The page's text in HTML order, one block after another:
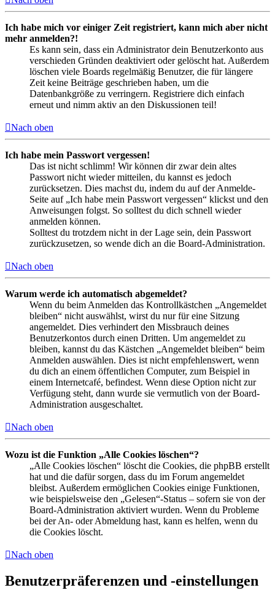
Ich habe mich vor einiger Zeit registriert, kann mich aber nicht
mehr anmelden?!
Es kann sein, dass ein Administrator dein Benutzerkonto aus
verschieden Gründen deaktiviert oder gelöscht hat. Außerdem
löschen viele Boards regelmäßig Benutzer, die für längere
Zeit keine Beiträge geschrieben haben, um die
Datenbankgröße zu verringern. Registriere dich einfach
erneut und nimm aktiv an den Diskussionen teil!
Nach oben
Ich habe mein Passwort vergessen!
Das ist nicht schlimm! Wir können dir zwar dein altes
Passwort nicht wieder mitteilen, du kannst es jedoch
zurücksetzen. Dies machst du, indem du auf der Anmelde-
Seite auf „Ich habe mein Passwort vergessen“ klickst und den
Anweisungen folgst. So solltest du dich schnell wieder
anmelden können.
Solltest du trotzdem nicht in der Lage sein, dein Passwort
zurückzusetzen, so wende dich an die Board-Administration.
Nach oben
Warum werde ich automatisch abgemeldet?
Wenn du beim Anmelden das Kontrollkästchen „Angemeldet
bleiben“ nicht auswählst, wirst du nur für eine Sitzung
angemeldet. Dies verhindert den Missbrauch deines
Benutzerkontos durch einen Dritten. Um angemeldet zu
bleiben, kannst du das Kästchen „Angemeldet bleiben“ beim
Anmelden auswählen. Dies ist nicht empfehlenswert, wenn
du dich an einem öffentlichen Computer, zum Beispiel in
einem Internetcafé, befindest. Wenn diese Option nicht zur
Verfügung steht, dann wurde sie vermutlich von der Board-
Administration ausgeschaltet.
Nach oben
Wozu ist die Funktion „Alle Cookies löschen“?
„Alle Cookies löschen“ löscht die Cookies, die phpBB erstellt
hat und die dafür sorgen, dass du im Forum angemeldet
bleibst. Außerdem ermöglichen Cookies einige Funktionen,
wie beispielsweise den „Gelesen“-Status – sofern sie von der
Board-Administration aktiviert wurden. Wenn du Probleme
bei der An- oder Abmeldung hast, kann es helfen, wenn du
die Cookies löscht.
Nach oben
Benutzerpräferenzen und -einstellungen